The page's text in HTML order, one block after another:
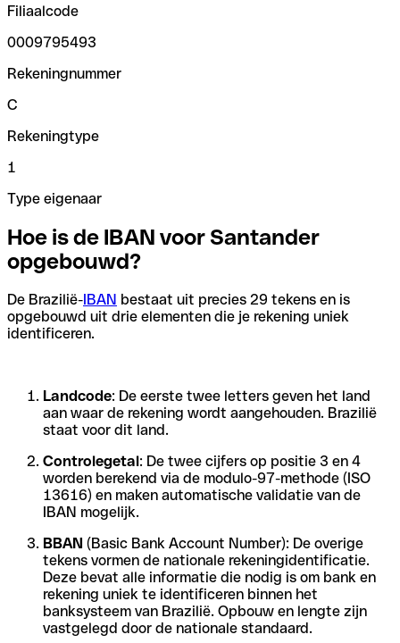
Filiaalcode
0009795493
Rekeningnummer
C
Rekeningtype
1
Type eigenaar
Hoe is de IBAN voor Santander
opgebouwd?
De Brazilië-IBAN bestaat uit precies 29 tekens en is
opgebouwd uit drie elementen die je rekening uniek
identificeren.
Landcode: De eerste twee letters geven het land
aan waar de rekening wordt aangehouden. Brazilië
staat voor dit land.
Controlegetal: De twee cijfers op positie 3 en 4
worden berekend via de modulo-97-methode (ISO
13616) en maken automatische validatie van de
IBAN mogelijk.
BBAN (Basic Bank Account Number): De overige
tekens vormen de nationale rekeningidentificatie.
Deze bevat alle informatie die nodig is om bank en
rekening uniek te identificeren binnen het
banksysteem van Brazilië. Opbouw en lengte zijn
vastgelegd door de nationale standaard.